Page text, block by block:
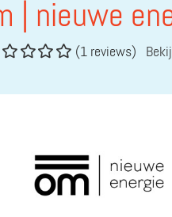
| nieuwe
(1 reviews)